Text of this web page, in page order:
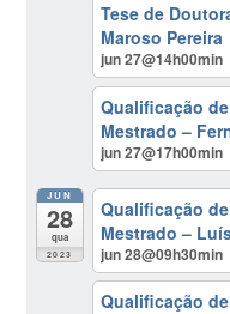
Tese de
Maroso Pereira
jun 27@14h00min
Qualificação
Mestrado –
jun 27@17h00min
JUN
28
qua
2023
Qualificação
Mestrado –
jun 28@09h30min
Qualificação